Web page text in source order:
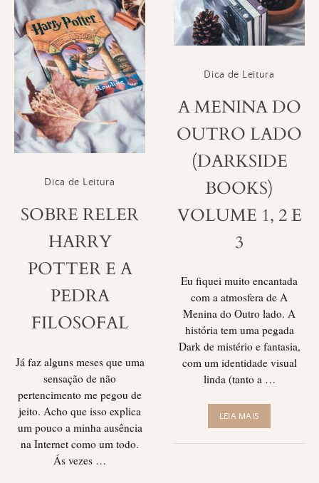
Dica de Leitura
SOBRE RELER
HARRY
POTTER E A
PEDRA
FILOSOFAL
Já faz alguns meses que uma
sensação de não
pertencimento me pegou de
jeito. Acho que isso explica
um pouco a minha ausência
na Internet como um todo.
Ás vezes …
Dica de Leitura
A MENINA DO
OUTRO LADO
(DARKSIDE
BOOKS)
VOLUME 1, 2 E
3
Eu fiquei muito encantada
com a atmosfera de A
Menina do Outro lado. A
história tem uma pegada
Dark de mistério e fantasia,
com um identidade visual
linda (tanto a …
LEIA MAIS